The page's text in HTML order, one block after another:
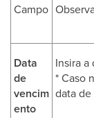
Campo
Data
de
vencim
ento
Insira a
* Caso
data